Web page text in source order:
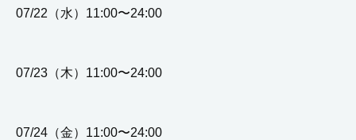
07/22（水）11:00〜24:00
07/23（木）11:00〜24:00
07/24（金）11:00〜24:00